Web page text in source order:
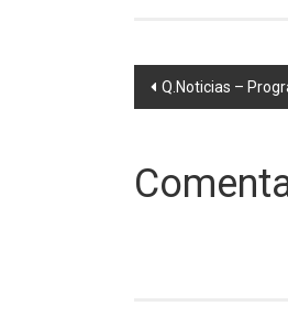
entradas
Q.Noticias –